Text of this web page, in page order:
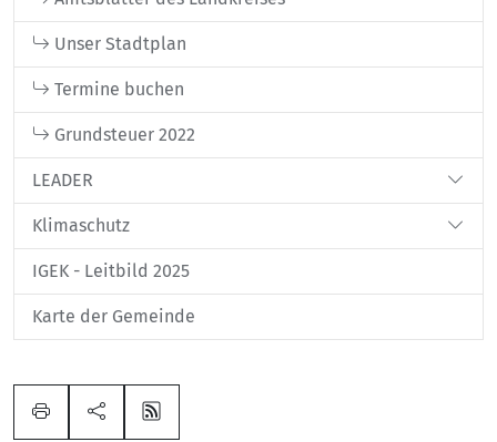
Unser Stadtplan
Termine buchen
Grundsteuer 2022
LEADER
Klimaschutz
IGEK - Leitbild 2025
Karte der Gemeinde